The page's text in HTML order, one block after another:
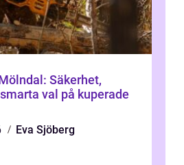
Säkerhet,
val på kuperade
Eva Sjöberg